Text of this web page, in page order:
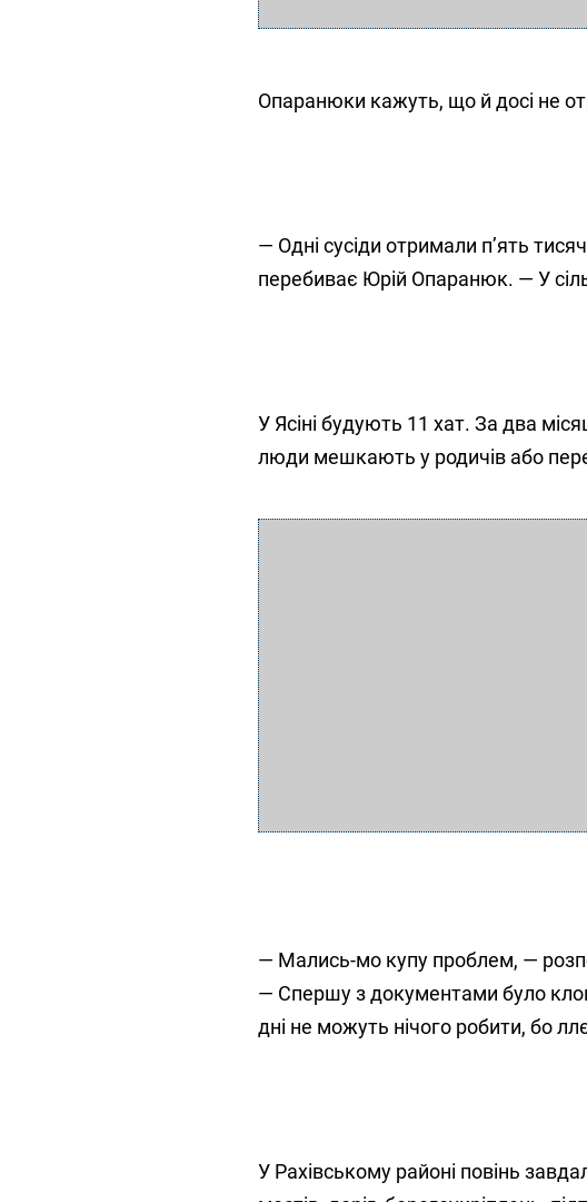
Опаранюки кажуть, що й досі не
— Одні сусіди отримали п’ять
перебиває Юрій Опаранюк. — У
У Ясіні будують 11 хат. За два
люди мешкають у родичів або
— Мались-мо купу проблем, —
— Спершу з документами було
дні не можуть нічого робити, бо
У Рахівському районі повінь